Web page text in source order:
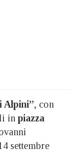
Alpini”, con
in piazza
settembre